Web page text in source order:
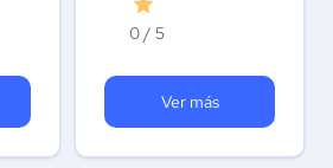
0 / 5
Ver más